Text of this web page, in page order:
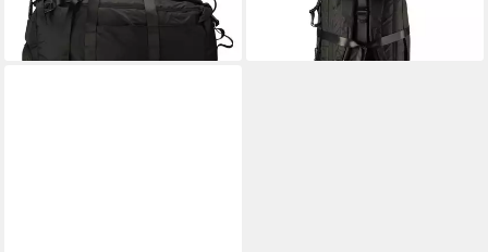
-15%
lieferbar - in 2-3 Werktagen bei dir lieferbar - in 2-3 Werktagen bei dir